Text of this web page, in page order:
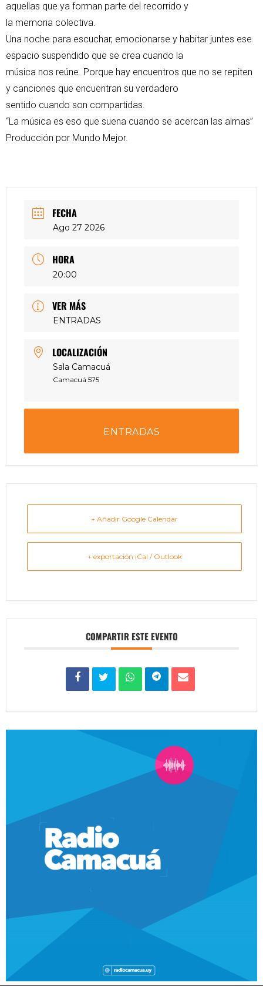
aquellas que ya forman parte del recorrido y
la memoria colectiva.
Una noche para escuchar, emocionarse y habitar juntes ese
espacio suspendido que se crea cuando la
música nos reúne. Porque hay encuentros que no se repiten
y canciones que encuentran su verdadero
sentido cuando son compartidas.
“La música es eso que suena cuando se acercan las almas”
Producción por Mundo Mejor.
FECHA
Ago 27 2026
HORA
20:00
VER MÁS
ENTRADAS
LOCALIZACIÓN
Sala Camacuá
Camacuá 575
ENTRADAS
+ Añadir Google Calendar
+ exportación iCal / Outlook
COMPARTIR ESTE EVENTO